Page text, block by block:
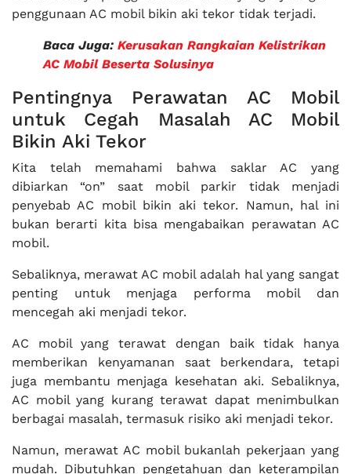
penggunaan AC mobil bikin aki tekor tidak terjadi.
Baca Juga: Kerusakan Rangkaian Kelistrikan
AC Mobil Beserta Solusinya
Pentingnya Perawatan AC Mobil
untuk Cegah Masalah AC Mobil
Bikin Aki Tekor
Kita telah memahami bahwa saklar AC yang
dibiarkan “on” saat mobil parkir tidak menjadi
penyebab AC mobil bikin aki tekor. Namun, hal ini
bukan berarti kita bisa mengabaikan perawatan AC
mobil.
Sebaliknya, merawat AC mobil adalah hal yang sangat
penting untuk menjaga performa mobil dan
mencegah aki menjadi tekor.
AC mobil yang terawat dengan baik tidak hanya
memberikan kenyamanan saat berkendara, tetapi
juga membantu menjaga kesehatan aki. Sebaliknya,
AC mobil yang kurang terawat dapat menimbulkan
berbagai masalah, termasuk risiko aki menjadi tekor.
Namun, merawat AC mobil bukanlah pekerjaan yang
mudah. Dibutuhkan pengetahuan dan keterampilan